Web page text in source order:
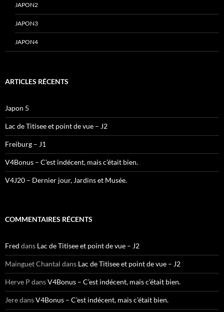
JAPON2
JAPON3
JAPON4
ARTICLES RÉCENTS
Japon 5
Lac de Titisee et point de vue – J2
Freiburg – J1
V4Bonus – C’est indécent, mais c’était bien.
V4J20 – Dernier jour, Jardins et Musée.
COMMENTAIRES RÉCENTS
Fred dans Lac de Titisee et point de vue – J2
Mainguet Chantal dans Lac de Titisee et point de vue – J2
Herve P dansV4Bonus – C’est indécent, mais c’était bien.
JeredansV4Bonus – C’est indécent, mais c’était bien.